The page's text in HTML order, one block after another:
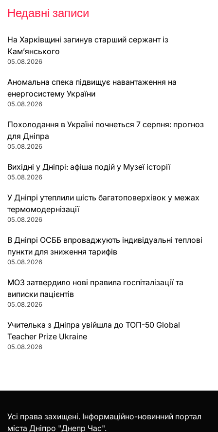
Недавні записи
На Харківщині загинув старший сержант із
Кам’янського
05.08.2026
Аномальна спека підвищує навантаження на
енергосистему України
05.08.2026
Похолодання в Україні почнеться 7 серпня: прогноз
для Дніпра
05.08.2026
Вихідні у Дніпрі: афіша подій у Музеї історії
05.08.2026
У Дніпрі утеплили шість багатоповерхівок у межах
термомодернізації
05.08.2026
В Дніпрі ОСББ впроваджують індивідуальні теплові
пункти для зниження тарифів
05.08.2026
МОЗ затвердило нові правила госпіталізації та
виписки пацієнтів
05.08.2026
Учителька з Дніпра увійшла до ТОП-50 Global
Teacher Prize Ukraine
05.08.2026
Усі права захищені. Інформаційно-новинний портал
міста Дніпро "Днепр Час".